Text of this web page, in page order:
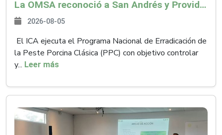
La OMSA reconoció a San Andrés y Providencia como zona libre de Peste Porcina Clásica (PPC)
2026-08-05
El ICA ejecuta el Programa Nacional de Erradicación de
la Peste Porcina Clásica (PPC) con objetivo controlar
y... Leer más